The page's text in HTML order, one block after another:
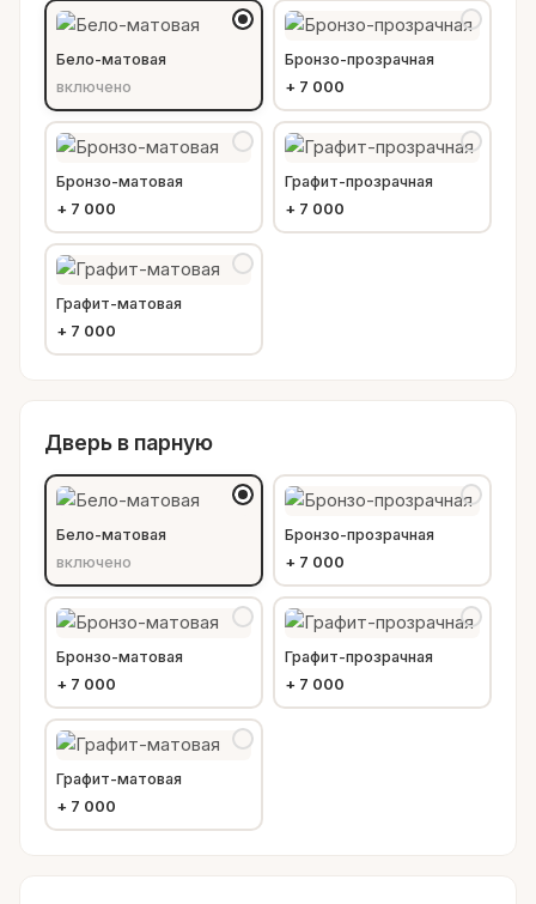
Бело-матовая
включено
Бронзо-прозрачная
+ 7 000
Бронзо-матовая
+ 7 000
Графит-прозрачная
+ 7 000
Графит-матовая
+ 7 000
Дверь в парную
Бело-матовая
включено
Бронзо-прозрачная
+ 7 000
Бронзо-матовая
+ 7 000
Графит-прозрачная
+ 7 000
Графит-матовая
+ 7 000